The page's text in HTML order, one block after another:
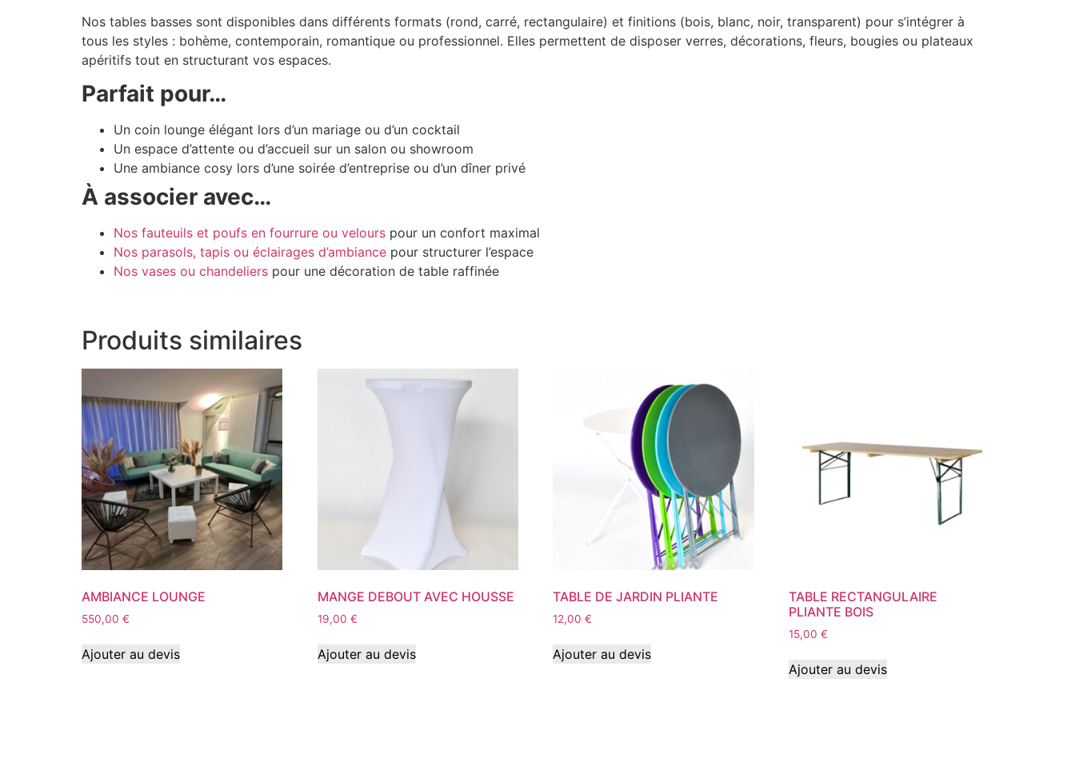
Nos tables basses sont disponibles dans différents formats (rond, carré, rectangulaire) et finitions (bois, blanc, noir, transparent) pour s’intégrer à
tous les styles : bohème, contemporain, romantique ou professionnel. Elles permettent de disposer verres, décorations, fleurs, bougies ou plateaux
apéritifs tout en structurant vos espaces.
Parfait pour…
Un coin lounge élégant lors d’un mariage ou d’un cocktail
Un espace d’attente ou d’accueil sur un salon ou showroom
Une ambiance cosy lors d’une soirée d’entreprise ou d’un dîner privé
À associer avec…
Nos fauteuils et poufs en fourrure ou velours pour un confort maximal
Nos parasols, tapis ou éclairages d’ambiance pour structurer l’espace
Nos vases ou chandeliers pour une décoration de table raffinée
Produits similaires
AMBIANCE LOUNGE
550,00 €
Ajouter au devis
MANGE DEBOUT AVEC HOUSSE
19,00 €
Ajouter au devis
TABLE DE JARDIN PLIANTE
12,00€
Ajouter au devis
TABLE RECTANGULAIRE
PLIANTE BOIS
15,00€
Ajouter au devis